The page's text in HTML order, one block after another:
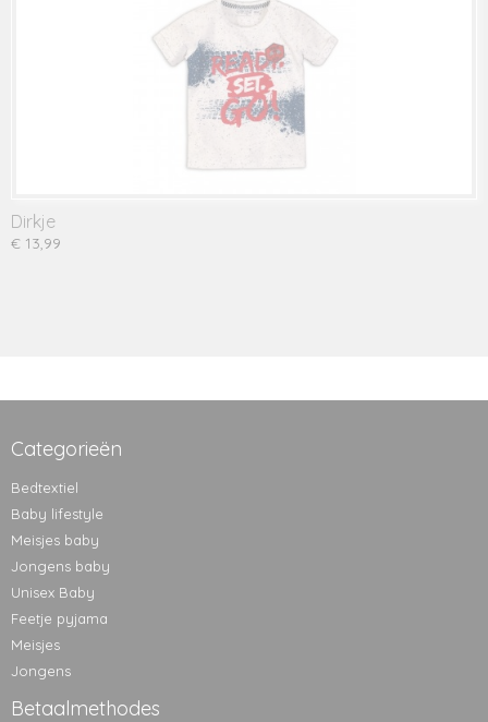
Dirkje
€ 13,99
Categorieën
Bedtextiel
Baby lifestyle
Meisjes baby
Jongens baby
Unisex Baby
Feetje pyjama
Meisjes
Jongens
Betaalmethodes